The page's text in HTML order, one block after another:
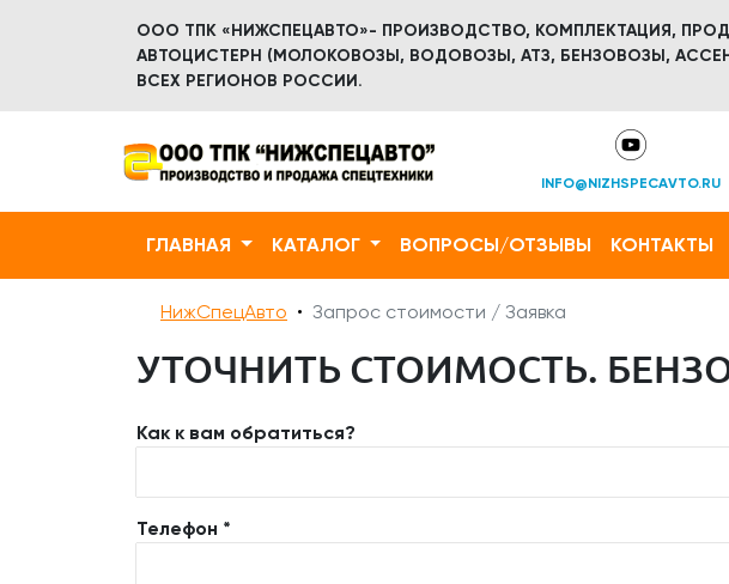
ООО ТПК «НИЖСПЕЦАВТО»- ПРОИЗВОДСТВО, КОМПЛЕКТАЦИЯ,
АВТОЦИСТЕРН (МОЛОКОВОЗЫ, ВОДОВОЗЫ, АТЗ, БЕНЗОВОЗЫ,
ВСЕХ РЕГИОНОВ РОССИИ.
INFO@NIZHSPECAVTO.RU
ГЛАВНАЯ КАТАЛОГ ВОПРОСЫ/ОТЗЫВЫ КОНТАКТЫ
НижСпецАвто Запрос стоимости / Заявка
УТОЧНИТЬ СТОИМОСТЬ.
Как к вам обратиться?
Телефон *